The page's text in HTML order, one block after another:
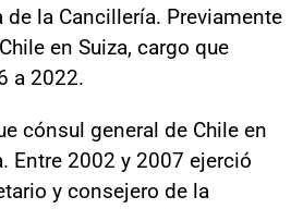
de la Cancillería. Previamente
en Suiza, cargo que
a 2022.
cónsul general de Chile en
Entre 2002 y 2007 ejerció
y consejero de la